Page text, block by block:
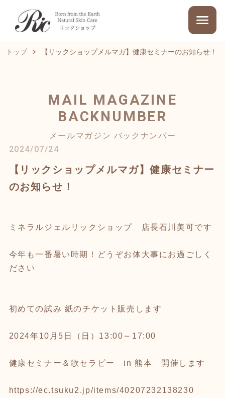
トップ 【リックショップメルマガ】健康セミナーのお知らせ！
MAIL MAGAZINE
BACKNUMBER
メールマガジン バックナンバー
2024/07/24
【リックショップメルマガ】健康セミナー
のお知らせ！
ミネラルジェルリックショップ 店長石川美可です
今年も一番暑い時期！どうぞお体大事にお過ごしく
ださい
初めての試み 紙のチケット販売します
2024年10月5日（日）13:00～17:00
健康セミナー＆歌セラピー in 熊本 開催します
https://ec.tsuku2.jp/items/40207232138230